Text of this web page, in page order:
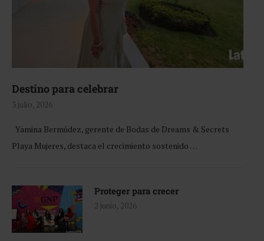
Destino para celebrar
3 julio, 2026
Yamina Bermúdez, gerente de Bodas de Dreams & Secrets
Playa Mujeres, destaca el crecimiento sostenido …
Proteger para crecer
2 junio, 2026